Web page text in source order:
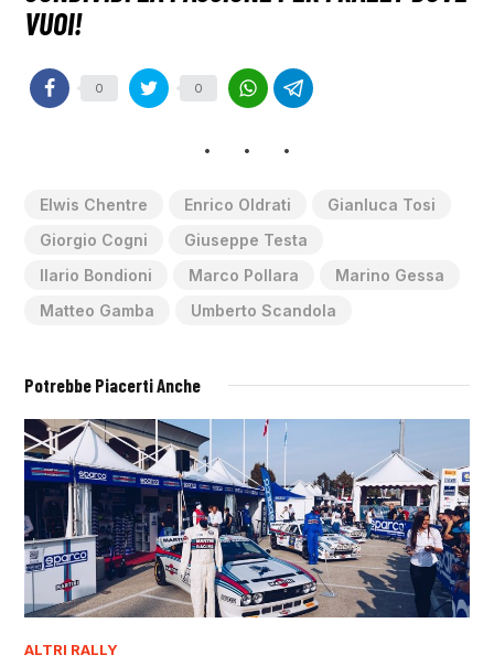
0 0
Elwis Chentre Enrico Oldrati
Gianluca Tosi
Giorgio Cogni
Giuseppe Testa
Ilario Bondioni
Marco Pollara
Marino Gessa
Matteo Gamba
Umberto Scandola
Potrebbe Piacerti Anche
ALTRI RALLY